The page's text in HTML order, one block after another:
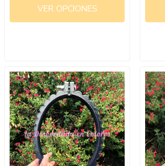
VER OPCIONES